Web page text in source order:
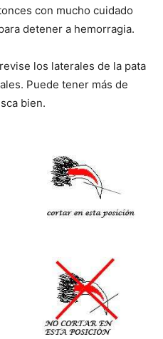
con mucho cuidado
detener a hemorragia.
los laterales de la pata
Puede tener más de
bien.